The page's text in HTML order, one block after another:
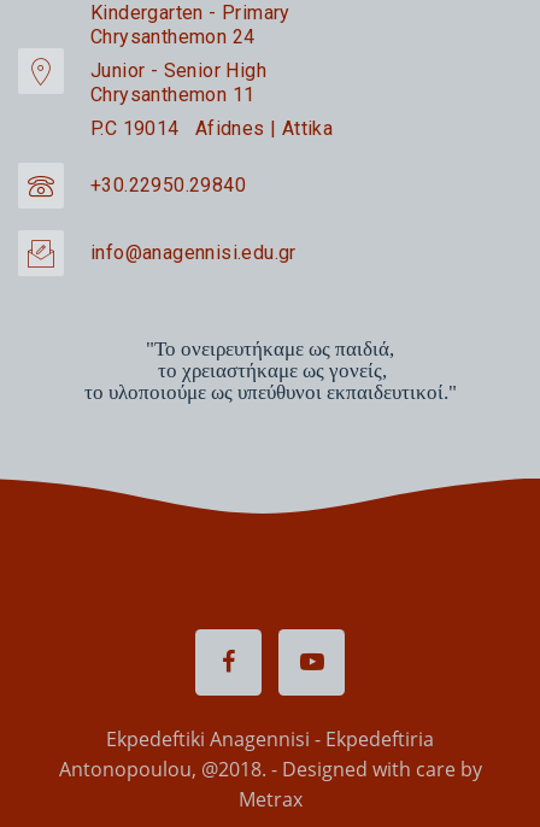
Kindergarten - Primary
Chrysanthemon 24
Junior - Senior High
Chrysanthemon 11
P.C 19014 Afidnes | Attika
+30.22950.29840
info@anagennisi.edu.gr
"Το ονειρευτήκαμε ως παιδιά,
το χρειαστήκαμε ως γονείς,
το υλοποιούμε ως υπεύθυνοι εκπαιδευτικοί."
Ekpedeftiki Anagennisi - Ekpedeftiria
Antonopoulou, @2018. - Designed with care by
Metrax